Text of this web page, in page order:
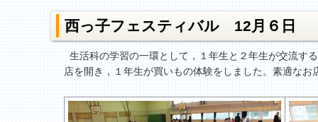
西っ子フェスティバル 12月６日
生活科の学習の一環として，１年生と２年生が交流す
店を開き，１年生が買いもの体験をしました。素適な